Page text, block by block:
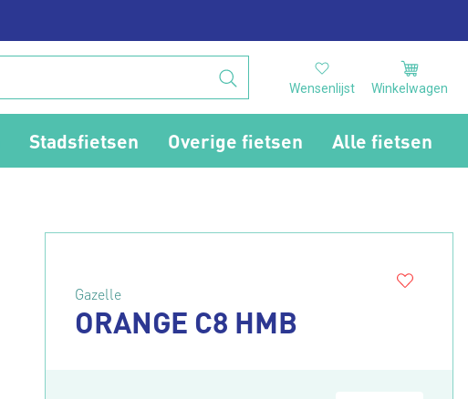
Wensenlijst Winkelwagen
Stadsfietsen Overige fietsen Alle fietsen
Gazelle
ORANGE C8 HMB